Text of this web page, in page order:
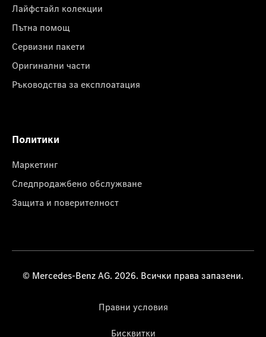
Лайфстайл колекции
Пътна помощ
Сервизни пакети
Оригинални части
Ръководства за експлоатация
Политики
Маркетинг
Следпродажбено обслужване
Защита и поверителност
© Mercedes-Benz AG. 2026. Всички права запазени.
Правни условия
Бисквитки